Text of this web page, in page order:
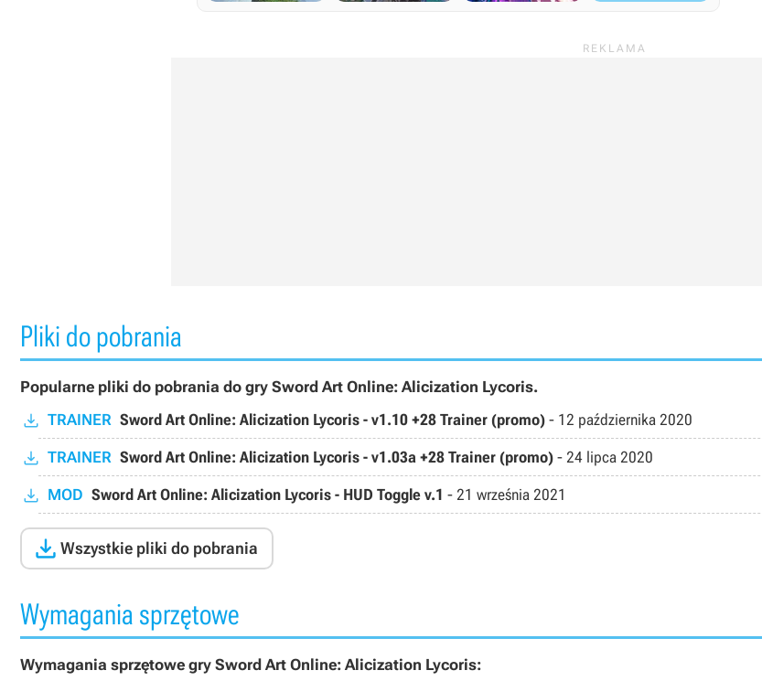
Pliki do pobrania
Popularne pliki do pobrania do gry Sword Art Online: Alicization Lycoris.
TRAINER Sword Art Online: Alicization Lycoris - v1.10 +28 Trainer (promo) - 12 października 2020
TRAINER Sword Art Online: Alicization Lycoris - v1.03a +28 Trainer (promo) - 24 lipca 2020
MOD Sword Art Online: Alicization Lycoris - HUD Toggle v.1 - 21 września 2021
 Wszystkie pliki do pobrania
Wymagania sprzętowe
Wymagania sprzętowe gry Sword Art Online: Alicization Lycoris: